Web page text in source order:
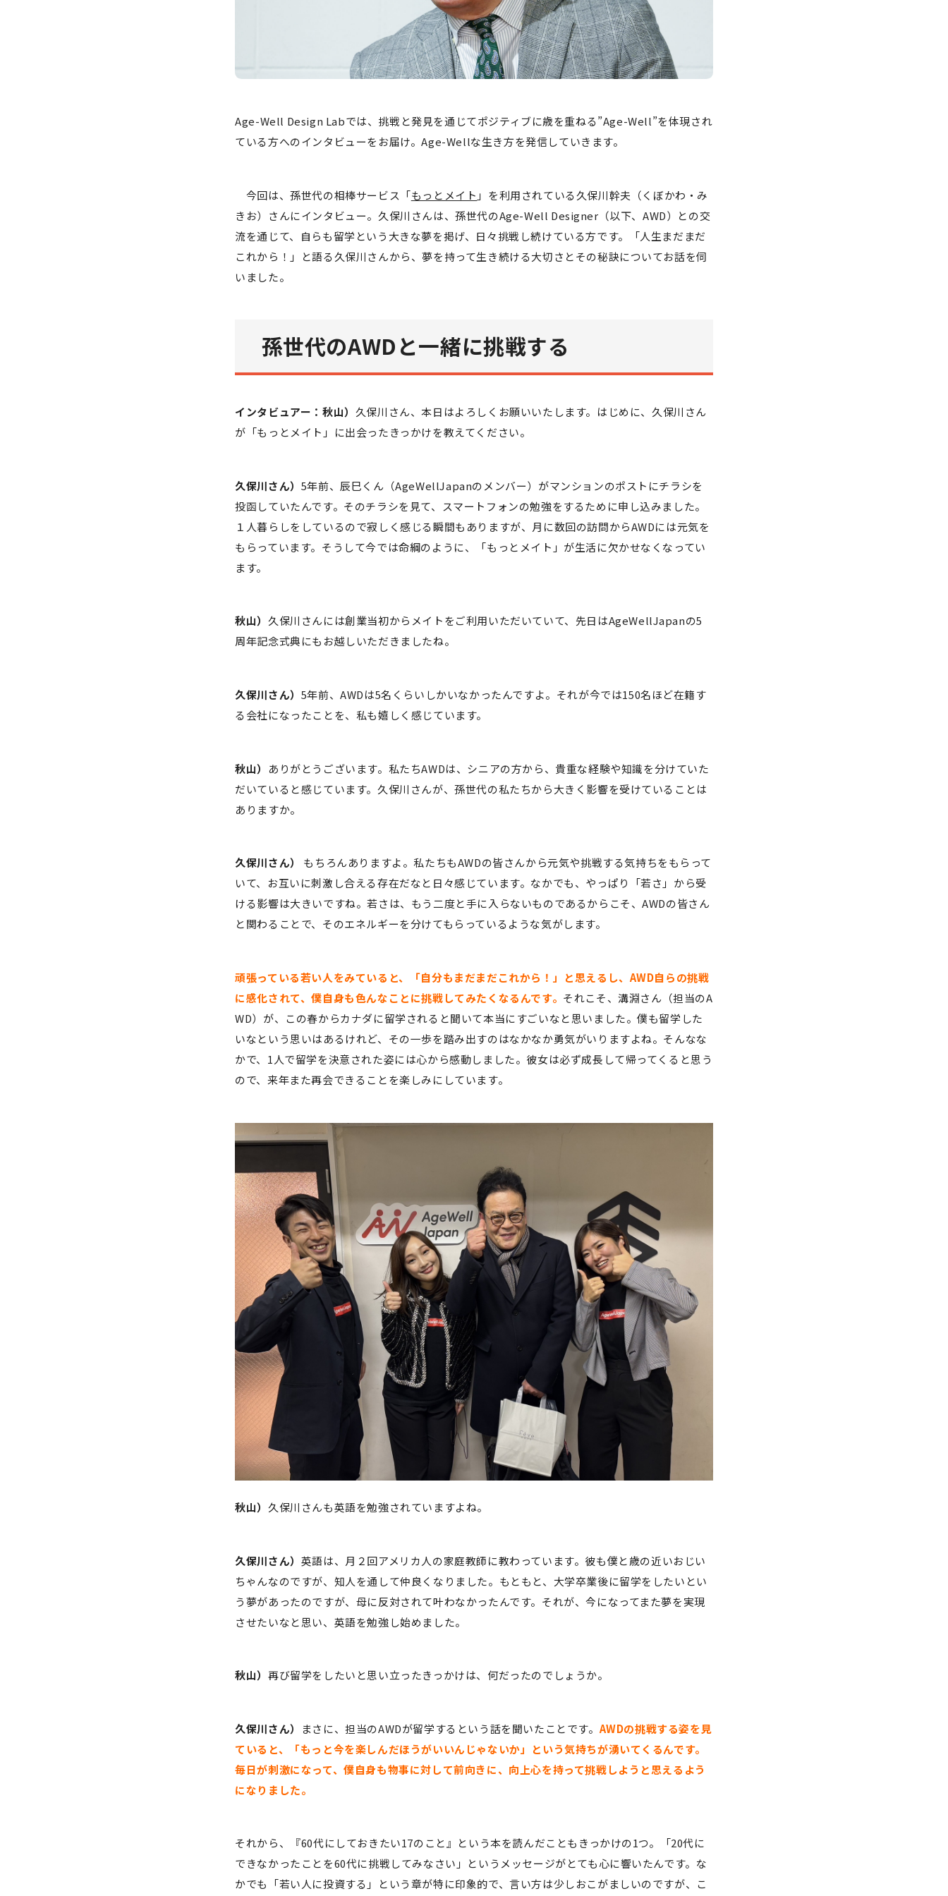
Age-Well Design Labでは、挑戦と発見を通じてポジティブに歳を重ねる”Age-Well”を体現され
ている方へのインタビューをお届け。Age-Wellな生き方を発信していきます。
今回は、孫世代の相棒サービス「もっとメイト 」を利用されている久保川幹夫（くぼかわ・み
きお）さんにインタビュー。久保川さんは、孫世代のAge-Well Designer（以下、AWD）との交
流を通じて、自らも留学という大きな夢を掲げ、日々挑戦し続けている方です。「人生まだまだ
これから！」と語る久保川さんから、夢を持って生き続ける大切さとその秘訣についてお話を伺
いました。
孫世代のAWDと一緒に挑戦する
インタビュアー：秋山） 久保川さん、本日はよろしくお願いいたします。はじめに、久保川さん
が「もっとメイト」に出会ったきっかけを教えてください。
久保川さん） 5年前、辰巳くん（AgeWellJapanのメンバー）がマンションのポストにチラシを
投函していたんです。そのチラシを見て、スマートフォンの勉強をするために申し込みました。
１人暮らしをしているので寂しく感じる瞬間もありますが、月に数回の訪問からAWDには元気を
もらっています。そうして今では命綱のように、「もっとメイト」が生活に欠かせなくなってい
ます。
秋山） 久保川さんには創業当初からメイトをご利用いただいていて、先日はAgeWellJapanの5
周年記念式典にもお越しいただきましたね。
久保川さん） 5年前、AWDは5名くらいしかいなかったんですよ。それが今では150名ほど在籍す
る会社になったことを、私も嬉しく感じています。
秋山） ありがとうございます。私たちAWDは、シニアの方から、貴重な経験や知識を分けていた
だいていると感じています。久保川さんが、孫世代の私たちから大きく影響を受けていることは
ありますか。
久保川さん）
もちろんありますよ。私たちもAWDの皆さんから元気や挑戦する気持ちをもらって
いて、お互いに刺激し合える存在だなと日々感じています。なかでも、やっぱり「若さ」から受
ける影響は大きいですね。若さは、もう二度と手に入らないものであるからこそ、AWDの皆さん
と関わることで、そのエネルギーを分けてもらっているような気がします。
頑張っている若い人をみていると、「自分もまだまだこれから！」と思えるし、AWD自らの挑戦
に感化されて、僕自身も色んなことに挑戦してみたくなるんです。 それこそ、溝淵さん（担当のA
WD）が、この春からカナダに留学されると聞いて本当にすごいなと思いました。僕も留学した
いなという思いはあるけれど、その一歩を踏み出すのはなかなか勇気がいりますよね。そんなな
かで、1人で留学を決意された姿には心から感動しました。彼女は必ず成長して帰ってくると思う
ので、来年また再会できることを楽しみにしています。
秋山） 久保川さんも英語を勉強されていますよね。
久保川さん） 英語は、月２回アメリカ人の家庭教師に教わっています。彼も僕と歳の近いおじい
ちゃんなのですが、知人を通して仲良くなりました。もともと、大学卒業後に留学をしたいとい
う夢があったのですが、母に反対されて叶わなかったんです。それが、今になってまた夢を実現
させたいなと思い、英語を勉強し始めました。
秋山） 再び留学をしたいと思い立ったきっかけは、何だったのでしょうか。
久保川さん） まさに、担当のAWDが留学するという話を聞いたことです。 AWDの挑戦する姿を見
ていると、「もっと今を楽しんだほうがいいんじゃないか」という気持ちが湧いてくるんです。
毎日が刺激になって、僕自身も物事に対して前向きに、向上心を持って挑戦しようと思えるよう
になりました。
それから、『60代にしておきたい17のこと』という本を読んだこともきっかけの1つ。「20代に
できなかったことを60代に挑戦してみなさい」というメッセージがとても心に響いたんです。な
かでも「若い人に投資する」という章が特に印象的で、言い方は少しおこがましいのですが、こ